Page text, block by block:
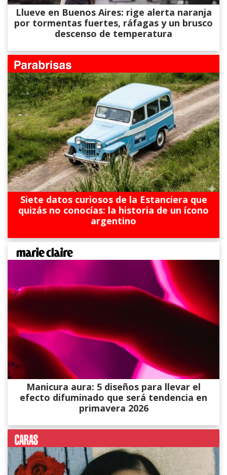
Llueve en Buenos Aires: rige alerta naranja
por tormentas fuertes, ráfagas y un brusco
descenso de temperatura
Siete datos curiosos de la Estanciera que
quizás no conocías: la historia de un ícono
argentino
Manicura aura: 5 diseños para llevar el
efecto difuminado que será tendencia en
primavera 2026